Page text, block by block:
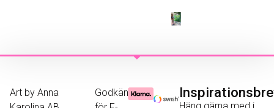
Art by Anna
Godkänd
Häng gärna med i